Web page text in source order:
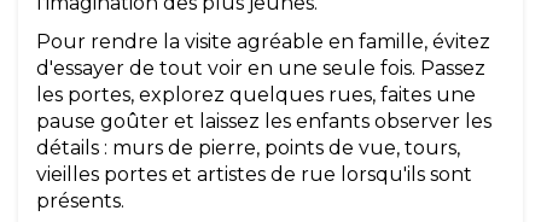
Pour rendre la visite agréable en famille, évitez
d'essayer de tout voir en une seule fois. Passez
les portes, explorez quelques rues, faites une
pause goûter et laissez les enfants observer les
détails : murs de pierre, points de vue, tours,
vieilles portes et artistes de rue lorsqu'ils sont
présents.